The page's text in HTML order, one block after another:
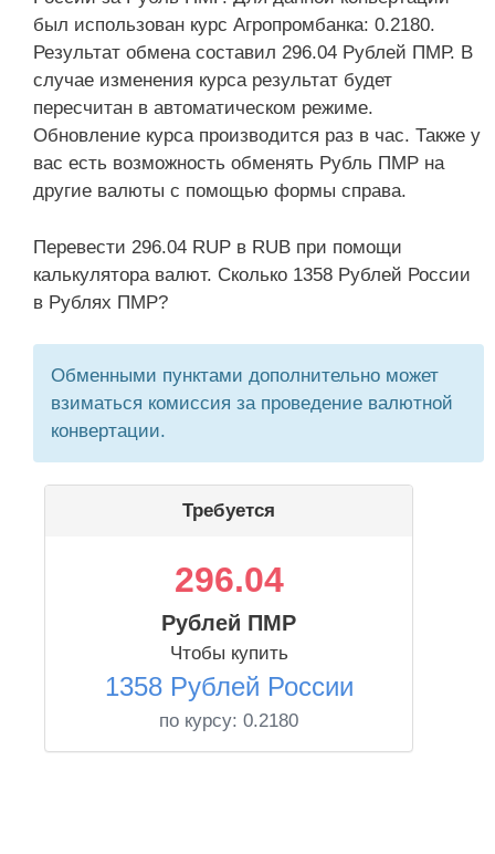
был использован курс Агропромбанка: 0.2180.
Результат обмена составил 296.04 Рублей ПМР. В
случае изменения курса результат будет
пересчитан в автоматическом режиме.
Обновление курса производится раз в час. Также у
вас есть возможность обменять Рубль ПМР на
другие валюты с помощью формы справа.
Перевести 296.04 RUP в RUB при помощи
калькулятора валют. Сколько 1358 Рублей России
в Рублях ПМР?
Обменными пунктами дополнительно может
взиматься комиссия за проведение валютной
конвертации.
Требуется
296.04
Рублей ПМР
Чтобы купить
1358 Рублей России
по курсу: 0.2180